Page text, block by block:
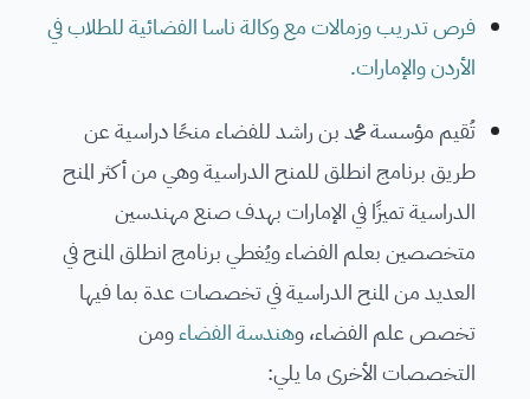
فرص تدريب وزمالات مع وكالة ناسا الفضائية للطلاب في
الأردن والإمارات.
تُقيم مؤسسة محمد بن راشد للفضاء منحًا دراسية عن
طريق برنامج انطلق للمنح الدراسية وهي من أكثر المنح
الدراسية تميزًا في الإمارات بهدف صنع مهندسين
متخصصين بعلم الفضاء ويُغطي برنامج انطلق المنح في
العديد من المنح الدراسية في تخصصات عدة بما فيها
تخصص علم الفضاء، وهندسة الفضاءومن
التخصصات الأخرى ما يلي: